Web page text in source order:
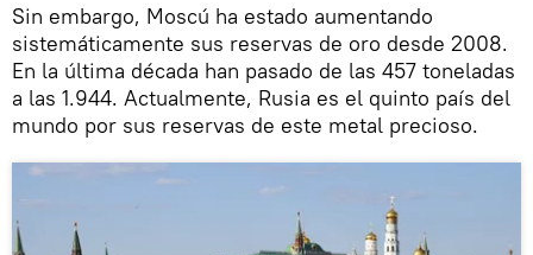
Sin embargo, Moscú ha estado aumentando
sistemáticamente sus reservas de oro desde 2008.
En la última década han pasado de las 457 toneladas
a las 1.944. Actualmente, Rusia es el quinto país del
mundo por sus reservas de este metal precioso.